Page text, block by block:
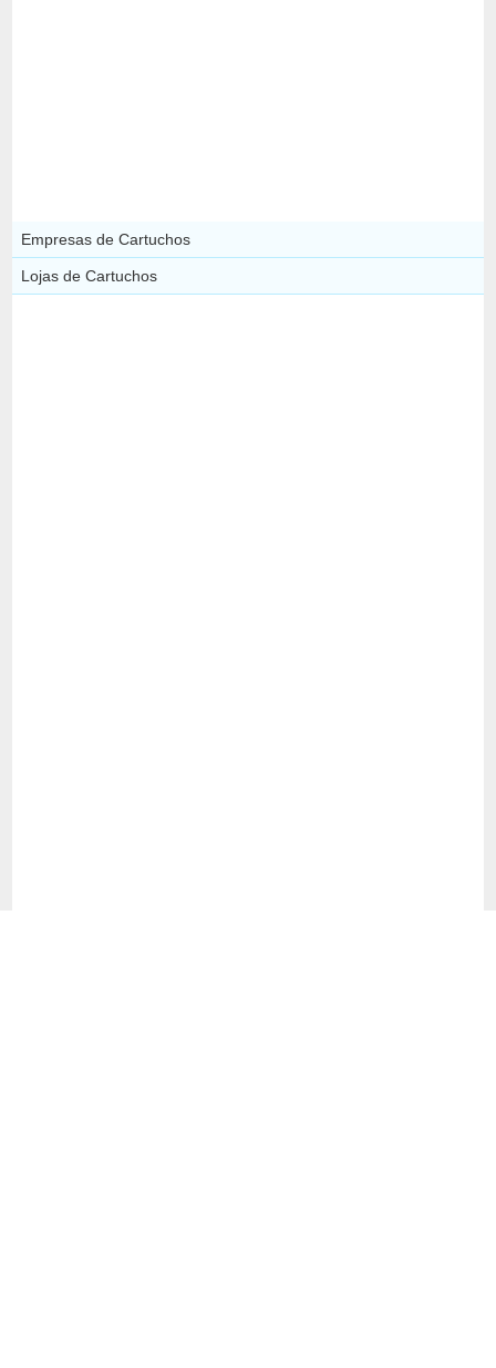
Empresas de Cartuchos
Lojas de Cartuchos